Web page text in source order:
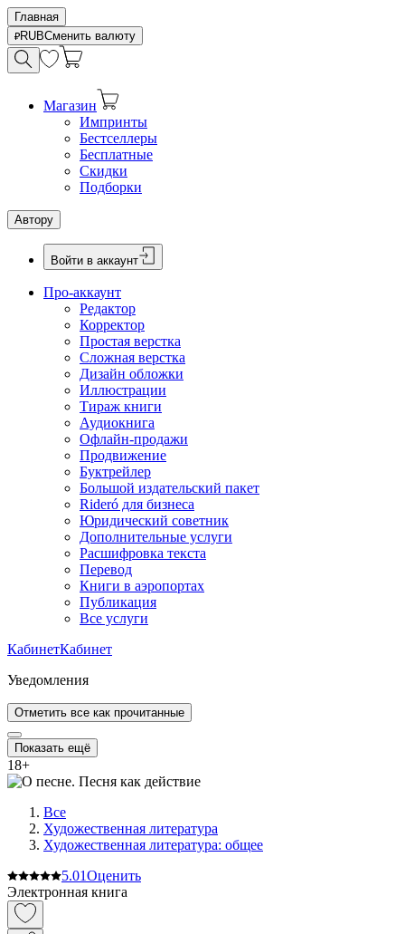
Главная
RUBСменить валюту
Магазин
Импринты
Бестселлеры
Бесплатные
Скидки
Подборки
Автору
Войти в аккаунт
Про-аккаунт
Редактор
Корректор
Простая верстка
Сложная верстка
Дизайн обложки
Иллюстрации
Тираж книги
Аудиокнига
Офлайн-продажи
Продвижение
Буктрейлер
Большой издательский пакет
Rideró для бизнеса
Юридический советник
Дополнительные услуги
Расшифровка текста
Перевод
Книги в аэропортах
Публикация
Все услуги
КабинетКабинет
Уведомления
Отметить все как прочитанные
Показать ещё
18+
Все
Художественная литература
Художественная литература: общее
5.01Оценить
Электронная книга